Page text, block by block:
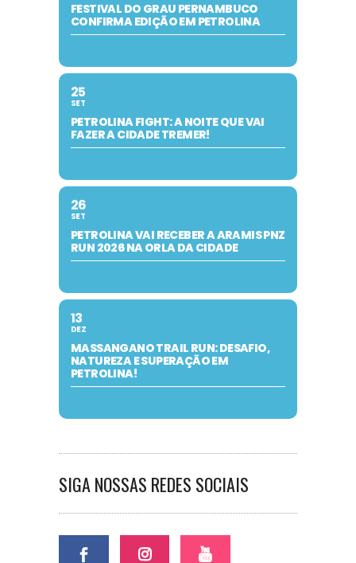
FESTIVAL DO GRAU PERNAMBUCO
CONFIRMA EDIÇÃO EM PETROLINA
25
SET
PETROLINA FIGHT: A NOITE QUE VAI
FAZER A CIDADE TREMER!
26
SET
PETROLINA VAI RECEBER A ARAMIS PNZ
RUN 2026 NA ORLA DA CIDADE
13
DEZ
MASSANGANO TRAIL RUN: DESAFIO,
NATUREZA E SUPERAÇÃO EM
PETROLINA!
SIGA NOSSAS REDES SOCIAIS